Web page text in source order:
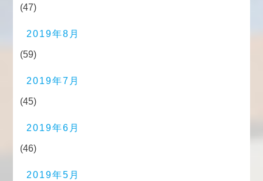
(47)
2019年8月
(59)
2019年7月
(45)
2019年6月
(46)
2019年5月